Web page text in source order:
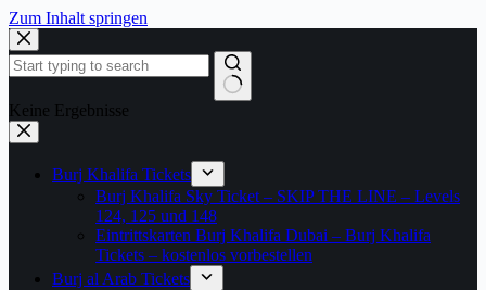
Zum Inhalt springen
Keine Ergebnisse
Burj Khalifa Tickets
Burj Khalifa Sky Ticket – SKIP THE LINE – Levels
124, 125 und 148
Eintrittskarten Burj Khalifa Dubai – Burj Khalifa
Tickets – kostenlos vorbestellen
Burj al Arab Tickets